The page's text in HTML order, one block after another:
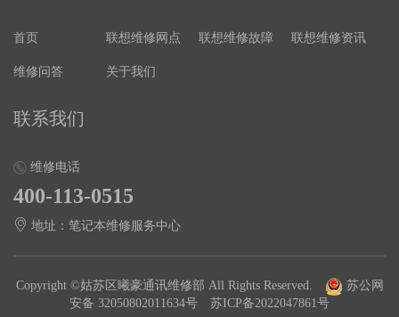
首页 联想维修网点 联想维修故障 联想维修资讯
维修问答 关于我们
联系我们
维修电话
400-113-0515
地址：笔记本维修服务中心
Copyright ©姑苏区曦豪通讯维修部 All Rights Reserved.
苏公网
安备 32050802011634号
苏ICP备2022047861号